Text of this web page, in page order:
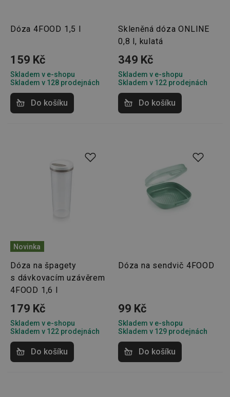
Dóza 4FOOD 1,5 l
159 Kč
Skladem v e-shopu
Skladem v 128 prodejnách
Do košíku
Skleněná dóza ONLINE
0,8 l, kulatá
349 Kč
Skladem v e-shopu
Skladem v 122 prodejnách
Do košíku
Novinka
Dóza na špagety
s dávkovacím uzávěrem
4FOOD 1,6 l
179 Kč
Skladem v e-shopu
Skladem v 122 prodejnách
Do košíku
Dóza na sendvič 4FOOD
99 Kč
Skladem v e-shopu
Skladem v 129 prodejnách
Do košíku